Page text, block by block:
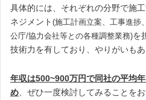
具体的には、それぞれの分野で施
ネジメント (施工計画立案、工事進捗
公庁/協力会社等との各種調整業務)を
技術力を有しており、やりがいもあ
年収は500~900万円で同社の平均
め、ぜひ一度検討してみることをお